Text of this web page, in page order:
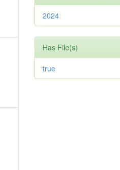
2024
Has File(s)
true